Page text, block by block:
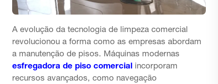
A evolução da tecnologia de limpeza comercial
revolucionou a forma como as empresas abordam
a manutenção de pisos. Máquinas modernas
esfregadora de piso comercial incorporam
recursos avançados, como navegação